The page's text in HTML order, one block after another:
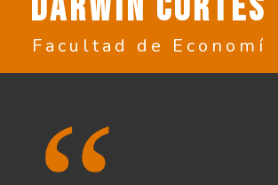
Facultad de Economí